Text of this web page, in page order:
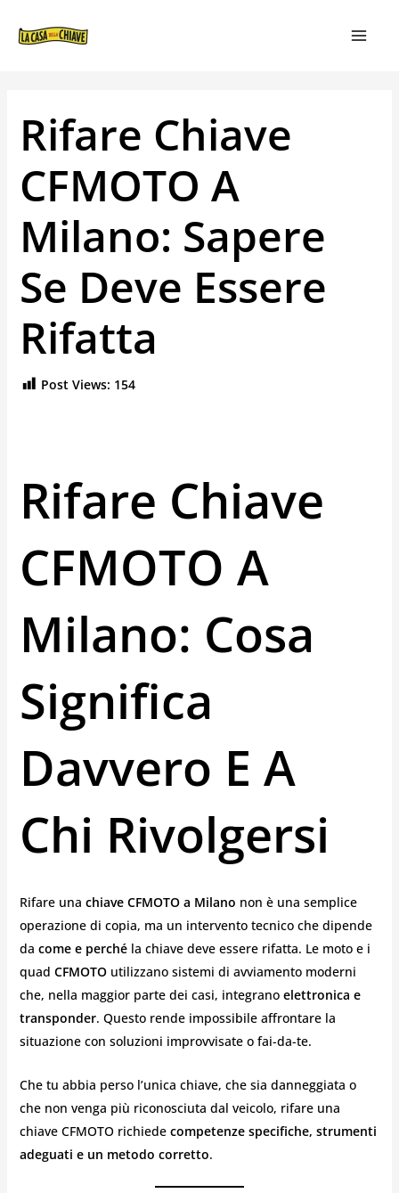
Rifare Chiave
CFMOTO A
Milano: Sapere
Se Deve Essere
Rifatta
Post Views: 154
Rifare Chiave
CFMOTO A
Milano: Cosa
Significa
Davvero E A
Chi Rivolgersi
Rifare una chiave CFMOTO a Milano non è una semplice
operazione di copia, ma un intervento tecnico che dipende
da come e perchéla chiave deve essere rifatta. Le moto e i
quad CFMOTOutilizzano sistemi di avviamento moderni
che, nella maggior parte dei casi, integrano elettronica e
transponder. Questo rende impossibile affrontare la
situazione con soluzioni improvvisate o fai-da-te.
Che tu abbia perso l’unica chiave, che sia danneggiata o
che non venga più riconosciuta dal veicolo, rifare una
chiave CFMOTO richiede competenze specifiche, strumenti
adeguati e un metodo corretto.
ARTICOLI